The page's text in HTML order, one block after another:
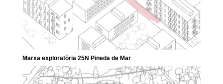
Marxa exploratòria 25N Pineda de Mar